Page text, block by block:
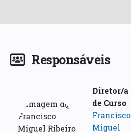
Responsáveis
Diretor/a
de Curso
Francisco
Miguel